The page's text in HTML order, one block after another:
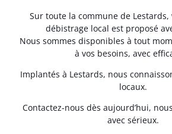
Sur toute la commune de Lestards,
débistrage local est proposé
Nous sommes disponibles à tout
à vos besoins, avec
Implantés à Lestards, nous
locaux.
Contactez-nous dès aujourd’hui,
avec sérieux.